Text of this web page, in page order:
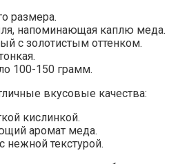
размера.
напоминающая каплю меда.
с золотистым оттенком.
100-150 грамм.
вкусовые качества:
кислинкой.
аромат меда.
нежной текстурой.